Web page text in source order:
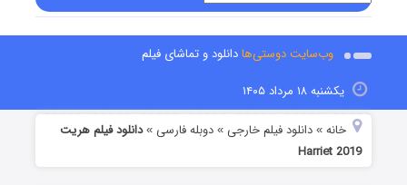
وب‌سایت دوستی‌هادانلود و تماشای فیلم
یکشنبه ۱۸ مرداد ۱۴۰۵
خانه »دانلود فیلم خارجی »دوبله فارسی »دانلود فیلم هریت
Harriet 2019